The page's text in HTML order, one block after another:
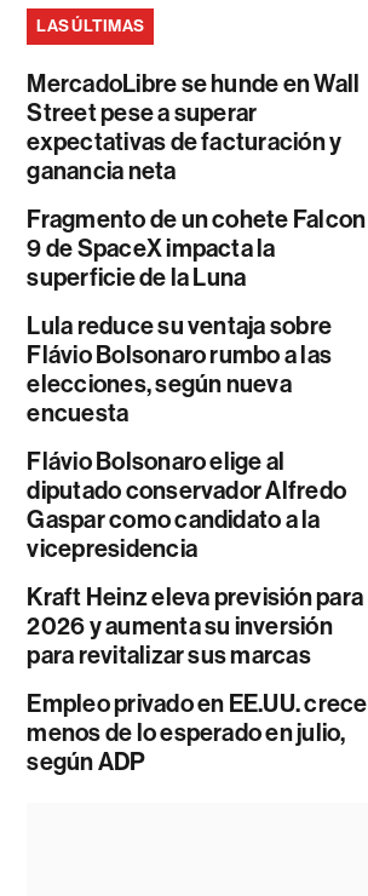
LAS ÚLTIMAS
MercadoLibre se hunde en Wall
Street pese a superar
expectativas de facturación y
ganancia neta
Fragmento de un cohete Falcon
9 de SpaceX impacta la
superficie de la Luna
Lula reduce su ventaja sobre
Flávio Bolsonaro rumbo a las
elecciones, según nueva
encuesta
Flávio Bolsonaro elige al
diputado conservador Alfredo
Gaspar como candidato a la
vicepresidencia
Kraft Heinz eleva previsión para
2026 y aumenta su inversión
para revitalizar sus marcas
Empleo privado en EE.UU. crece
menos de lo esperado en julio,
según ADP